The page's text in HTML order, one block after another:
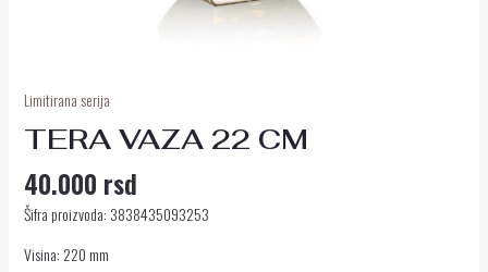
Limitirana serija
TERA VAZA 22 CM
40.000 rsd
Šifra proizvoda: 3838435093253
Visina: 220 mm